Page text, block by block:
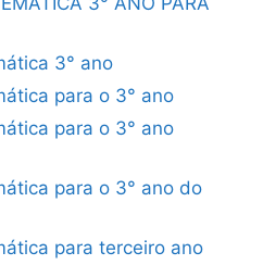
3° ano
para o 3° ano
para o 3° ano
para o 3° ano do
para terceiro ano